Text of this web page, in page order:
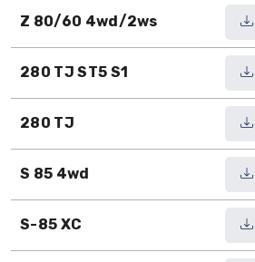
Z 80/60 4wd/2ws
280 TJ ST5 S1
280 TJ
S 85 4wd
S-85 XC